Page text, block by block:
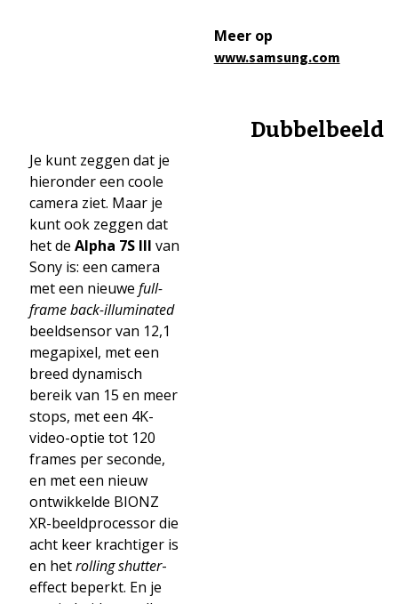
Meer op
www.samsung.com
Dubbelbeeld
Je kunt zeggen dat je
hieronder een coole
camera ziet. Maar je
kunt ook zeggen dat
het de Alpha 7S III van
Sony is: een camera
met een nieuwe full-
frame back-illuminated
beeldsensor van 12,1
megapixel, met een
breed dynamisch
bereik van 15 en meer
stops, met een 4K-
video-optie tot 120
frames per seconde,
en met een nieuw
ontwikkelde BIONZ
XR-beeldprocessor die
acht keer krachtiger is
en hetrolling shutter-
effect beperkt. En je